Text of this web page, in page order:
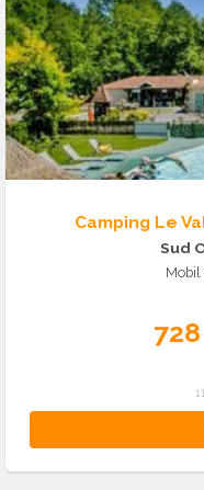
Camping Le
Sud
Mobil